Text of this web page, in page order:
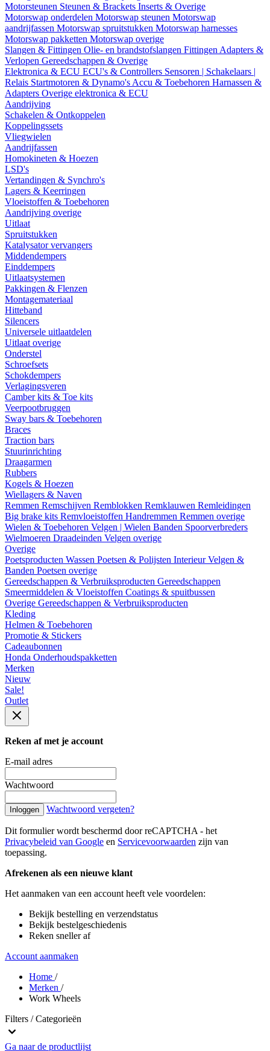
Motorsteunen Steunen & Brackets Inserts & Overige
Motorswap onderdelen Motorswap steunen Motorswap
aandrijfassen Motorswap spruitstukken Motorswap harnesses
Motorswap pakketten Motorswap overige
Slangen & Fittingen Olie- en brandstofslangen Fittingen Adapters &
Verlopen Gereedschappen & Overige
Elektronica & ECU ECU's & Controllers Sensoren | Schakelaars |
Relais Startmotoren & Dynamo's Accu & Toebehoren Harnassen &
Adapters Overige elektronica & ECU
Aandrijving
Schakelen & Ontkoppelen
Koppelingssets
Vliegwielen
Aandrijfassen
Homokineten & Hoezen
LSD's
Vertandingen & Synchro's
Lagers & Keerringen
Vloeistoffen & Toebehoren
Aandrijving overige
Uitlaat
Spruitstukken
Katalysator vervangers
Middendempers
Einddempers
Uitlaatsystemen
Pakkingen & Flenzen
Montagemateriaal
Hitteband
Silencers
Universele uitlaatdelen
Uitlaat overige
Onderstel
Schroefsets
Schokdempers
Verlagingsveren
Camber kits & Toe kits
Veerpootbruggen
Sway bars & Toebehoren
Braces
Traction bars
Stuurinrichting
Draagarmen
Rubbers
Kogels & Hoezen
Wiellagers & Naven
Remmen Remschijven Remblokken Remklauwen Remleidingen
Big brake kits Remvloeistoffen Handremmen Remmen overige
Wielen & Toebehoren Velgen | Wielen Banden Spoorverbreders
Wielmoeren Draadeinden Velgen overige
Overige
Poetsproducten Wassen Poetsen & Polijsten InterieurVelgen &
Banden Poetsen overige
Gereedschappen & Verbruiksproducten Gereedschappen
Smeermiddelen & Vloeistoffen Coatings & spuitbussen
Overige Gereedschappen & Verbruiksproducten
Kleding
Helmen & Toebehoren
Promotie & Stickers
Cadeaubonnen
Honda Onderhoudspakketten
Merken
Nieuw
Sale!
Outlet
Reken af met je account
E-mail adres
Wachtwoord
Inloggen Wachtwoord vergeten?
Dit formulier wordt beschermd door reCAPTCHA - het
Privacybeleid van Google en Servicevoorwaarden zijn van
toepassing.
Afrekenen als een nieuwe klant
Het aanmaken van een account heeft vele voordelen:
Bekijk bestelling en verzendstatus
Bekijk bestelgeschiedenis
Reken sneller af
Account aanmaken
Home /
Merken /
Work Wheels
Filters / Categorieën
Ga naar de productlijst